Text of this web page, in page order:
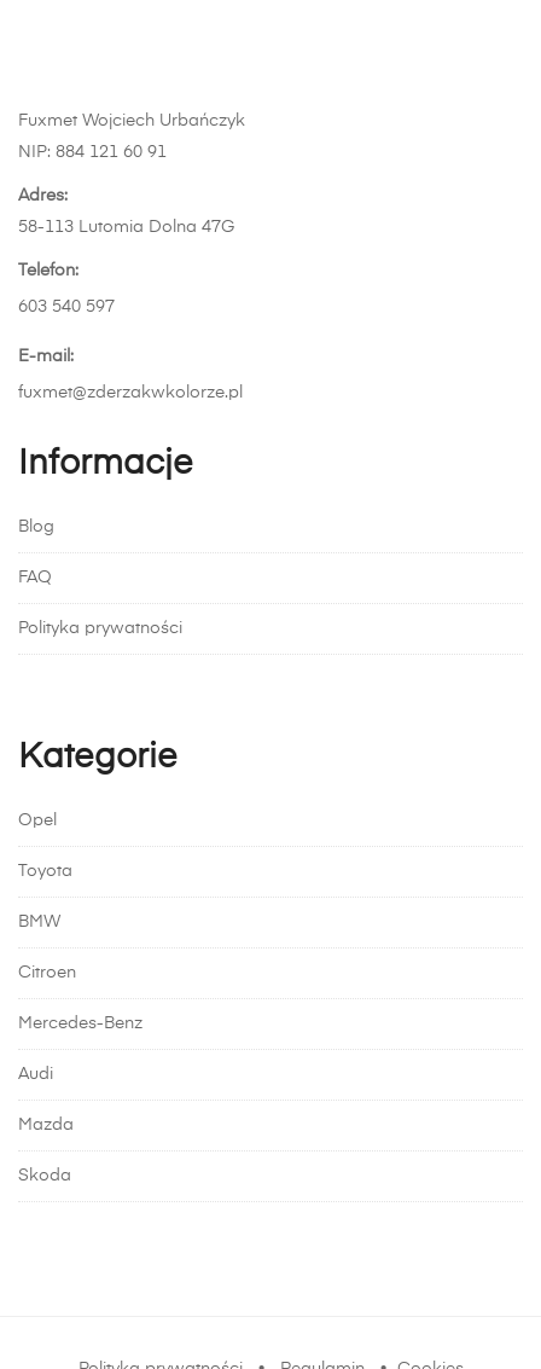
Fuxmet Wojciech Urbańczyk
NIP: 884 121 60 91
Adres:
58-113 Lutomia Dolna 47G
Telefon:
603 540 597
E-mail:
fuxmet@zderzakwkolorze.pl
Informacje
Blog
FAQ
Polityka prywatności
Kategorie
Opel
Toyota
BMW
Citroen
Mercedes-Benz
Audi
Mazda
Skoda